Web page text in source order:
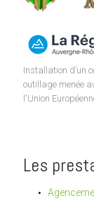
Installation d’un
outillage menée
l'Union
Les